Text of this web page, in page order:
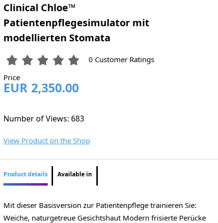
Clinical Chloe™
Patientenpflegesimulator mit
modellierten Stomata
0 Customer Ratings
Price
EUR 2,350.00
Number of Views: 683
View Product on the Shop
Product details Available in
Mit dieser Basisversion zur Patientenpflege trainieren Sie:
Weiche, naturgetreue Gesichtshaut Modern frisierte Perücke